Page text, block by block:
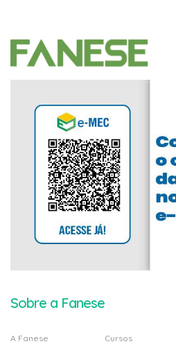
Sobre a Fanese
A Fanese Cursos